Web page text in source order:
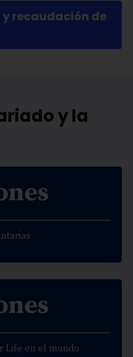
recaudación de
y la
Life en el mundo